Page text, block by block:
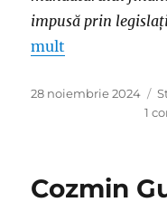
impusă prin
mult
Publicat
28 noiembrie 2024
1
Cozmin